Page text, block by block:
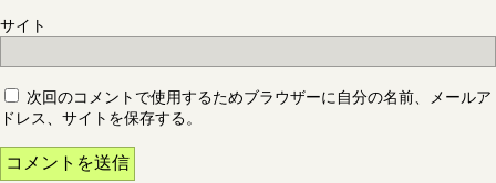
サイト
次回のコメントで使用するためブラウザーに自分の名前、メールア
ドレス、サイトを保存する。